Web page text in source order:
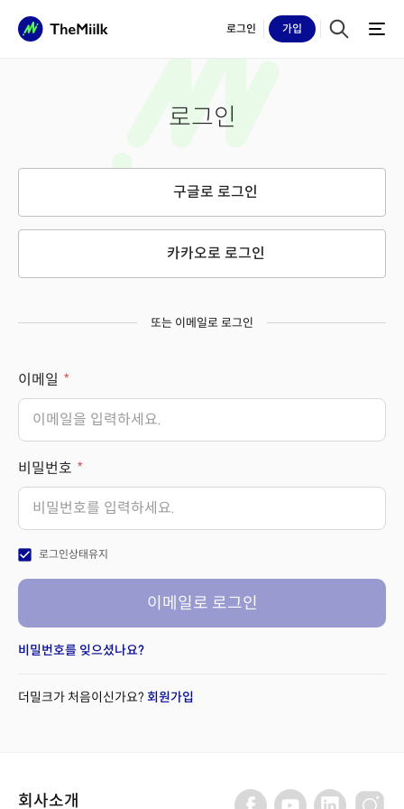
로그인 가입
로그인
구글로 로그인
카카오로 로그인
또는 이메일로 로그인
이메일
비밀번호
check_box 로그인상태유지
이메일로 로그인
비밀번호를 잊으셨나요?
더밀크가 처음이신가요? 회원가입
회사소개